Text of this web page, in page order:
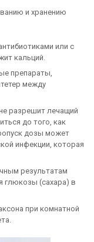
и хранению
или с
кальций.
препараты,
между
разрешит лечащий
до того, как
дозы может
инфекции, которая
результатам
глюкозы (сахара) в
при комнатной